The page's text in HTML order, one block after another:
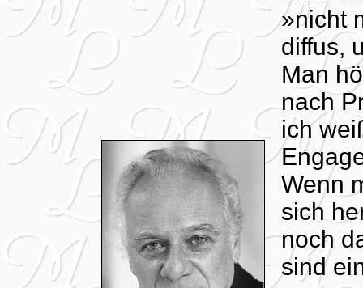
»nicht
diffus,
Man
nach
ich
Wenn
sich
noch
sind